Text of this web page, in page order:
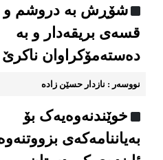
شۆڕش به دروشم و
قسه‌ی بریقه‌دار و به
ده‌سته‌مۆکراوان ناکرێ
نووسه‌ر : نازدار حسێن زاده
خوێندنه‌وه‌یه‌ک بۆ
به‌یاننامه‌که‌ی